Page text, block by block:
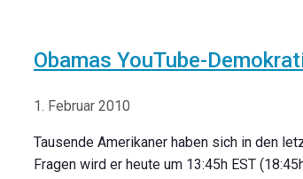
Obamas YouTube-
1. Februar 2010
Tausende Amerikaner haben sich in den
Fragen wird er heute um 13:45h EST